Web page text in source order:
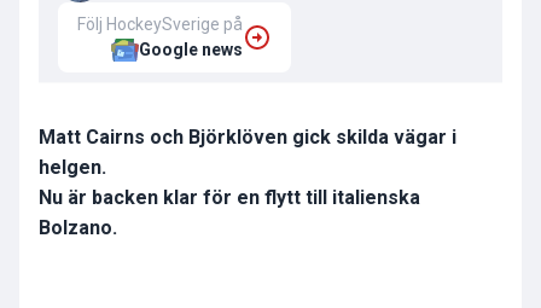
Följ HockeySverige på
Google news
Matt Cairns och Björklöven gick skilda vägar i
helgen.
Nu är backen klar för en flytt till italienska
Bolzano.